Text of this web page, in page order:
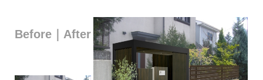
Before｜After